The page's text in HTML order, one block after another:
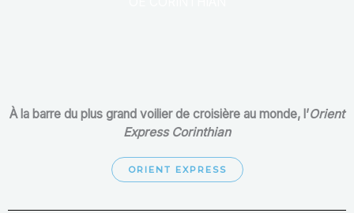
À la barre du plus grand voilier de croisière au monde, l’Orient
Express Corinthian
ORIENT EXPRESS